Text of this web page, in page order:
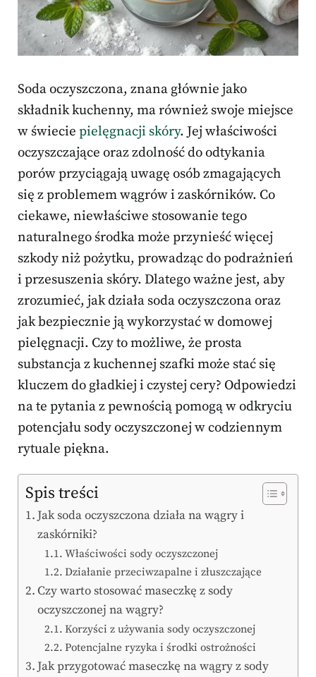
Soda oczyszczona, znana głównie jako
składnik kuchenny, ma również swoje miejsce
w świecie pielęgnacji skóry. Jej właściwości
oczyszczające oraz zdolność do odtykania
porów przyciągają uwagę osób zmagających
się z problemem wągrów i zaskórników. Co
ciekawe, niewłaściwe stosowanie tego
naturalnego środka może przynieść więcej
szkody niż pożytku, prowadząc do podrażnień
i przesuszenia skóry. Dlatego ważne jest, aby
zrozumieć, jak działa soda oczyszczona oraz
jak bezpiecznie ją wykorzystać w domowej
pielęgnacji. Czy to możliwe, że prosta
substancja z kuchennej szafki może stać się
kluczem do gładkiej i czystej cery? Odpowiedzi
na te pytania z pewnością pomogą w odkryciu
potencjału sody oczyszczonej w codziennym
rytuale piękna.
Spis treści
Jak soda oczyszczona działa na wągry i
zaskórniki?
Właściwości sody oczyszczonej
Działanie przeciwzapalne i złuszczające
Czy warto stosować maseczkę z sody
oczyszczonej na wągry?
Korzyści z używania sody oczyszczonej
Potencjalne ryzyka i środki ostrożności
Jak przygotować maseczkę na wągry z sody